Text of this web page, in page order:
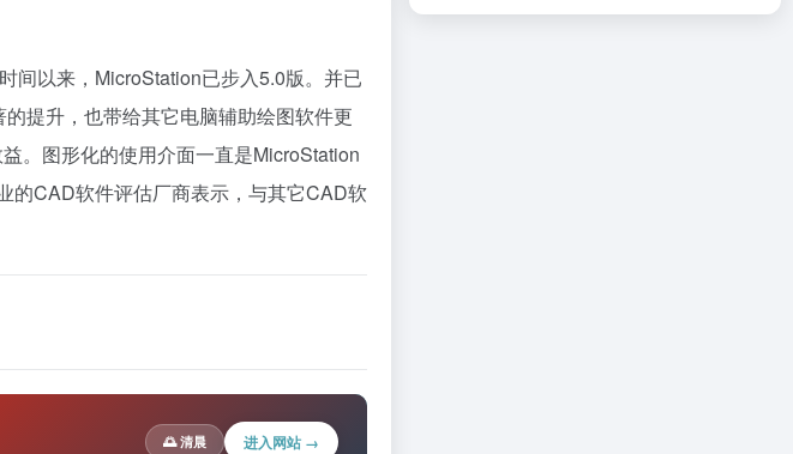
间以来，MicroStation已步入5.0版。并已
提升，也带给其它电脑辅助绘图软件更
。图形化的使用介面一直是MicroStation
的CAD软件评估厂商表示，与其它CAD软
🌅 清晨 进入网站 →